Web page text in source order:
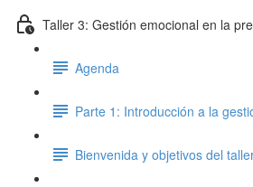
Taller 3: Gestión emocional en la
Agenda
Parte 1: Introducción a la
Bienvenida y objetivos del